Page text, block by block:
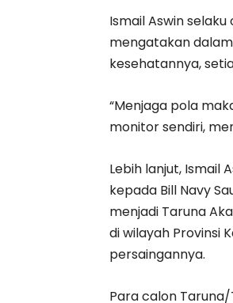
Ismail Aswin
mengatakan
kesehatannya,
“Menjaga pola
monitor sendiri,
Lebih lanjut, Ismail
kepada Bill Navy
menjadi Taruna
di wilayah Provinsi
persaingannya.
Para calon Taruna/